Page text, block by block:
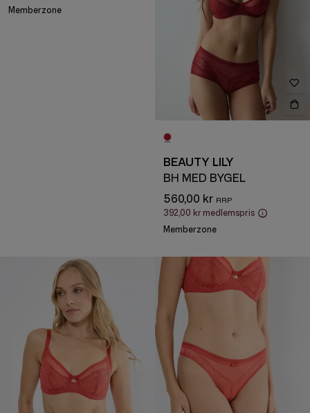
Memberzone
BEAUTY LILY
BH MED BYGEL
560,00 kr
392,00 kr medlemspris
Memberzone